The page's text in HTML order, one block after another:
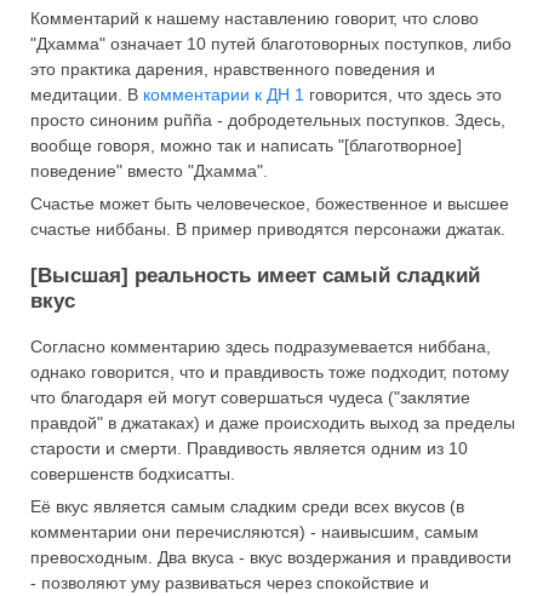
Комментарий к нашему наставлению говорит, что слово
"Дхамма" означает 10 путей благотоворных поступков, либо
это практика дарения, нравственного поведения и
медитации. В комментарии к ДН 1 говорится, что здесь это
просто синоним puñña - добродетельных поступков. Здесь,
вообще говоря, можно так и написать "[благотворное]
поведение" вместо "Дхамма".
Счастье может быть человеческое, божественное и высшее
счастье ниббаны. В пример приводятся персонажи джатак.
[Высшая] реальность имеет самый сладкий
вкус
Согласно комментарию здесь подразумевается ниббана,
однако говорится, что и правдивость тоже подходит, потому
что благодаря ей могут совершаться чудеса ("заклятие
правдой" в джатаках) и даже происходить выход за пределы
старости и смерти. Правдивость является одним из 10
совершенств бодхисатты.
Её вкус является самым сладким среди всех вкусов (в
комментарии они перечисляются) - наивысшим, самым
превосходным. Два вкуса - вкус воздержания и правдивости
- позволяют уму развиваться через спокойствие и